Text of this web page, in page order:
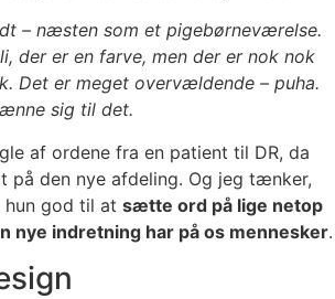
– næsten som et pigebørneværelse.
der er en farve, men der er nok nok
Det er meget overvældende – puha.
sig til det.
af ordene fra en patient til DR, da
på den nye afdeling. Og jeg tænker,
hun god til at sætte ord på lige netop
nye indretning har på os mennesker.